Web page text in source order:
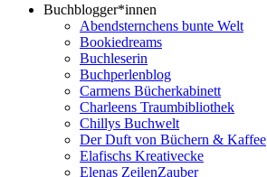
Buchblogger*innen
Abendsternchens bunte Welt
Bookiedreams
Buchleserin
Buchperlenblog
Carmens Bücherkabinett
Charleens Traumbibliothek
Chillys Buchwelt
Der Duft von Büchern & Kaffee
Elafischs Kreativecke
Elenas ZeilenZauber